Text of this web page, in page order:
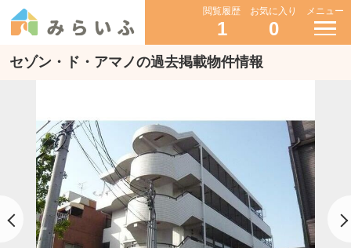
閲覧履歴
1
お気に入り
0
メニュー
セゾン・ド・アマノの過去掲載物件情報